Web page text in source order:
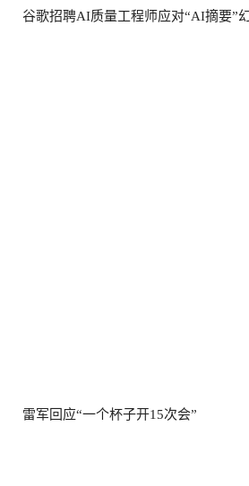
谷歌招聘AI质量工程师应对“AI摘要”
雷军回应“一个杯子开15次会”